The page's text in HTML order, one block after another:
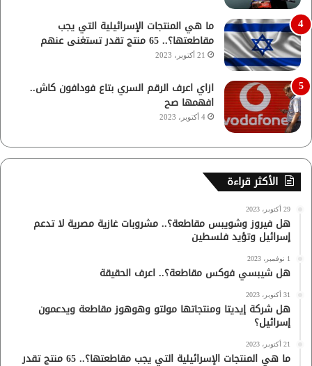
ما هي المنتجات الإسرائيلية التي يجب
مقاطعتها؟.. 65 منتج تقدر تستغنى عنهم
21 أكتوبر، 2023
ازاي اعرف الرقم السري بتاع فودافون كاش..
افهمها صح
4 أكتوبر، 2023
الأكثر قراءة
29 أكتوبر، 2023
هل فيروز وشويبس مقاطعة؟.. مشروبات غازية مصرية لا تدعم
إسرائيل وتؤيد فلسطين
1 نوفمبر، 2023
هل شيبسي فوكس مقاطعة؟.. اعرف الحقيقة
31 أكتوبر، 2023
هل شركة إيديتا ومنتجاتها مولتو وهوهوز مقاطعة ويدعمون
إسرائيل؟
21 أكتوبر، 2023
ما هي المنتجات الإسرائيلية التي يجب مقاطعتها؟.. 65 منتج تقدر